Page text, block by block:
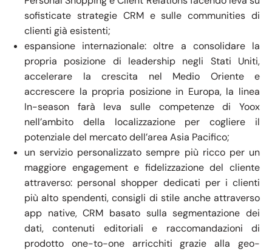
sofisticate strategie CRM e sulle communities di
clienti già esistenti;
espansione internazionale: oltre a consolidare la
propria posizione di leadership negli Stati Uniti,
accelerare la crescita nel Medio Oriente e
accrescere la propria posizione in Europa, la linea
In-season farà leva sulle competenze di Yoox
nell’ambito della localizzazione per cogliere il
potenziale del mercato dell’area Asia Pacifico;
un servizio personalizzato sempre più ricco per un
maggiore engagement e fidelizzazione del cliente
attraverso: personal shopper dedicati per i clienti
più alto spendenti, consigli di stile anche attraverso
app native, CRM basato sulla segmentazione dei
dati, contenuti editoriali e raccomandazioni di
prodotto one-to-one arricchiti grazie alla geo-